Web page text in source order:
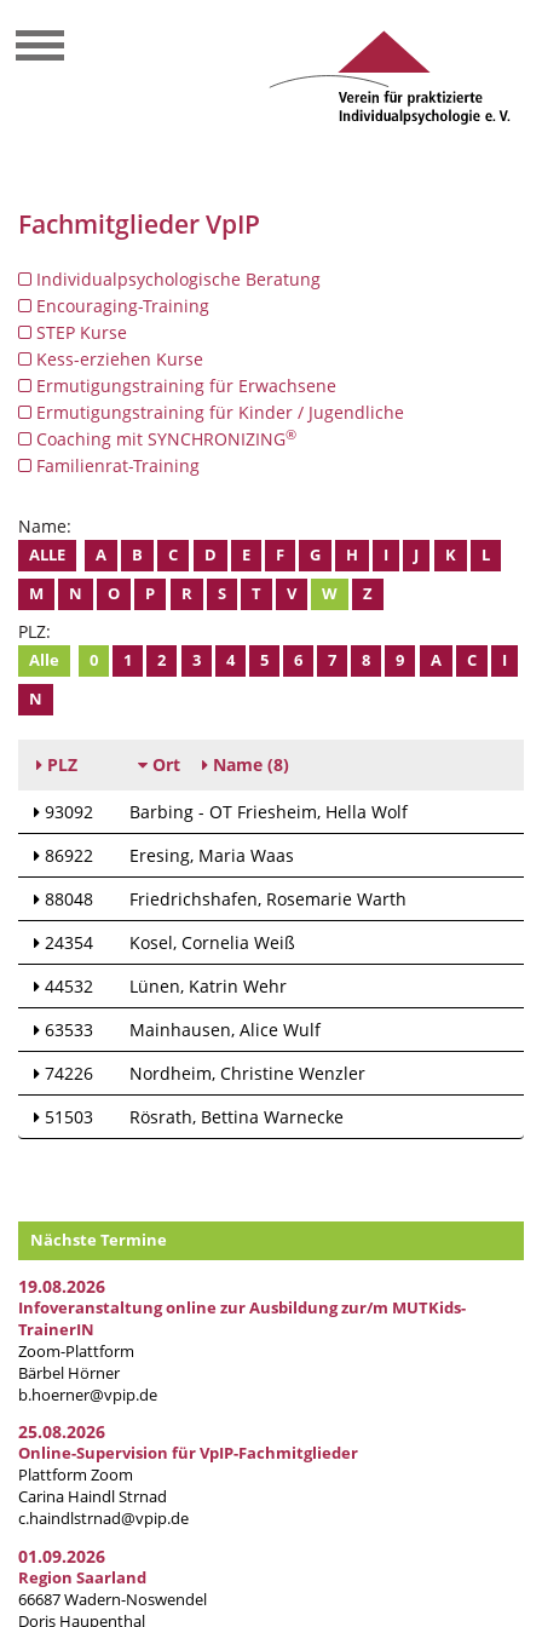
Fachmitglieder VpIP
Individualpsychologische Beratung
Encouraging-Training
STEP Kurse
Kess-erziehen Kurse
Ermutigungstraining für Erwachsene
Ermutigungstraining für Kinder / Jugendliche
Coaching mit SYNCHRONIZING®
Familienrat-Training
Name:
ALLE A B C D E F G H I J K
L
M
N O P R S T V W Z
PLZ:
Alle 0 1 2 3 4 5 6 7 8 9 A C
I
N
PLZ Ort Name (8)
93092 Barbing - OT Friesheim Hella Wolf
86922
Eresing Maria Waas
88048
Friedrichshafen Rosemarie Warth
24354
Kosel Cornelia Weiß
44532
Lünen Katrin Wehr
63533
Mainhausen Alice Wulf
74226
Nordheim Christine Wenzler
51503
Rösrath Bettina Warnecke
Nächste Termine
19.08.2026
Infoveranstaltung online zur Ausbildung zur/m MUTKids-
TrainerIN
Zoom-Plattform
Bärbel Hörner
b.hoerner@vpip.de
25.08.2026
Online-Supervision für VpIP-Fachmitglieder
Plattform Zoom
Carina Haindl Strnad
c.haindlstrnad@vpip.de
01.09.2026
Region Saarland
66687 Wadern-Noswendel
Doris Haupenthal